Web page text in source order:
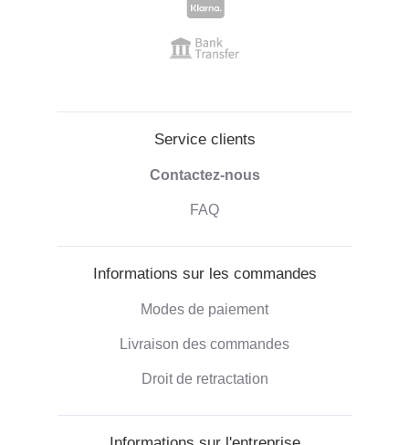
Service clients
Contactez-nous
FAQ
Informations sur les commandes
Modes de paiement
Livraison des commandes
Droit de retractation